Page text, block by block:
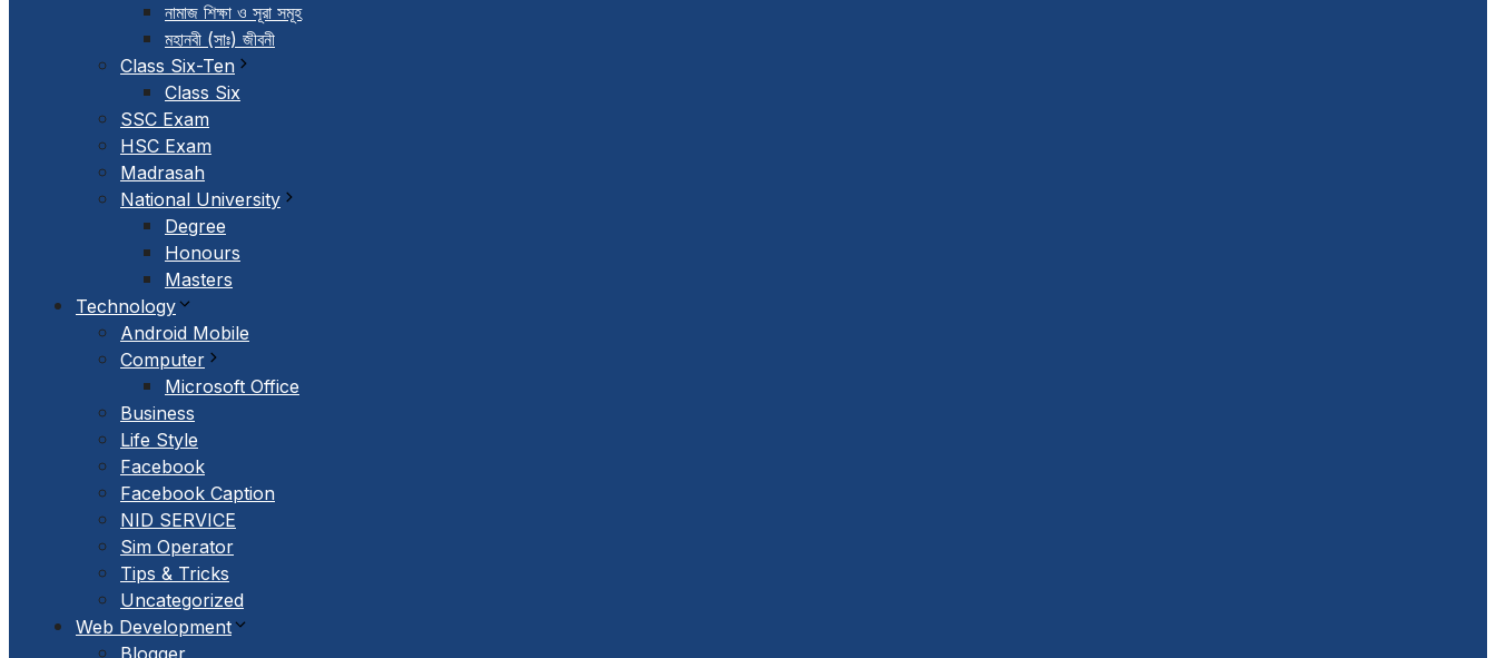
নামাজ শিক্ষা ও সূরা সমূহ
মহানবী (সাঃ) জীবনী
Class Six-Ten
Class Six
SSC Exam
HSC Exam
Madrasah
National University
Degree
Honours
Masters
Technology
Android Mobile
Computer
Microsoft Office
Business
Life Style
Facebook
Facebook Caption
NID SERVICE
Sim Operator
Tips & Tricks
Uncategorized
Web Development
Blogger